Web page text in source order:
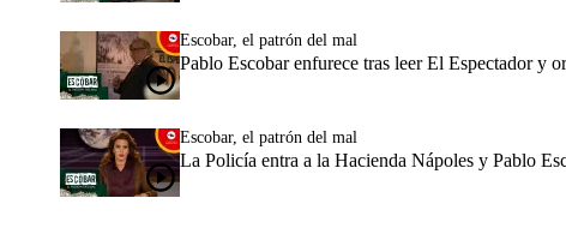
Escobar, el patrón del mal
Pablo Escobar enfurece tras leer El Espectador y
Escobar, el patrón del mal
La Policía entra a la Hacienda Nápoles y Pablo